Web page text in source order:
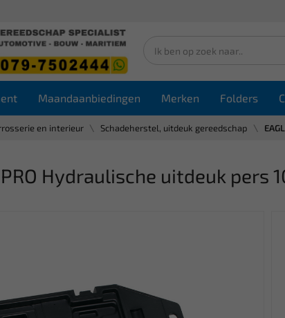
Maandaanbiedingen Merken Folders
en interieur Schadeherstel, uitdeuk gereedschap
PRO Hydraulische uitdeuk pers